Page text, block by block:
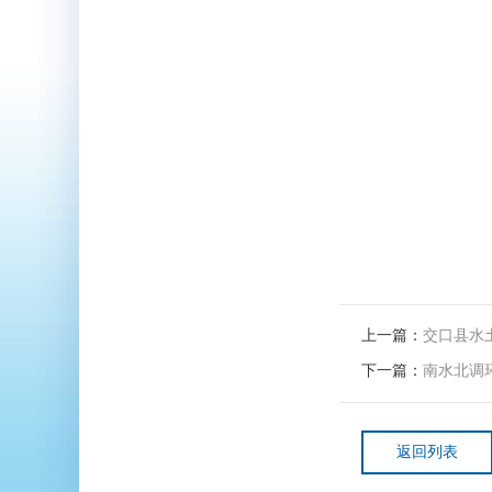
上一篇： 交口县水
下一篇： 南水北调
返回列表